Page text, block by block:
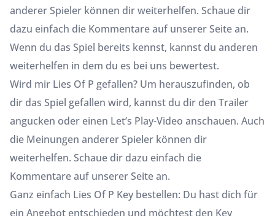
anderer Spieler können dir weiterhelfen. Schaue dir
dazu einfach die Kommentare auf unserer Seite an.
Wenn du das Spiel bereits kennst, kannst du anderen
weiterhelfen in dem du es bei uns bewertest.
Wird mir Lies Of P gefallen? Um herauszufinden, ob
dir das Spiel gefallen wird, kannst du dir den Trailer
angucken oder einen Let’s Play-Video anschauen. Auch
die Meinungen anderer Spieler können dir
weiterhelfen. Schaue dir dazu einfach die
Kommentare auf unserer Seite an.
Ganz einfach Lies Of P Key bestellen: Du hast dich für
ein Angebot entschieden und möchtest den Key